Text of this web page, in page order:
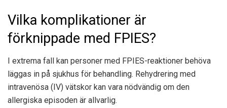
Vilka komplikationer är
förknippade med FPIES?
I extrema fall kan personer med FPIES-reaktioner behöva
läggas in på sjukhus för behandling. Rehydrering med
intravenösa (IV) vätskor kan vara nödvändig om den
allergiska episoden är allvarlig.